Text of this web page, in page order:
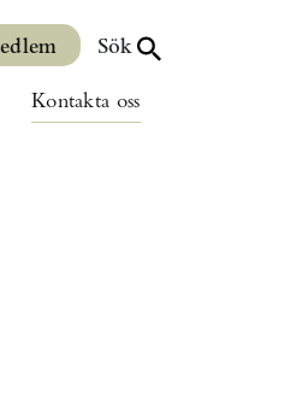
Kontakta oss
Sök